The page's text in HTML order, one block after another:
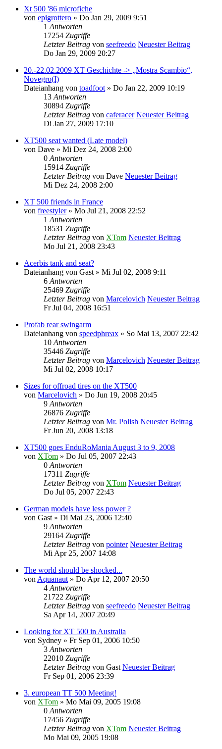
Xt 500 '86 microfiche
von epigrottero » Do Jan 29, 2009 9:51
1 Antworten
17254 Zugriffe
Letzter Beitrag von seefreedo Neuester Beitrag
Do Jan 29, 2009 20:27
20.-22.02.2009 XT Geschichte -> „Mostra Scambio“,
Novegro(I)
Dateianhang von toadfoot » Do Jan 22, 2009 10:19
13 Antworten
30894 Zugriffe
Letzter Beitrag von caferacer Neuester Beitrag
Di Jan 27, 2009 17:10
XT500 seat wanted (Late model)
von Dave » Mi Dez 24, 2008 2:00
0 Antworten
15914 Zugriffe
Letzter Beitrag von Dave Neuester Beitrag
Mi Dez 24, 2008 2:00
XT 500 friends in France
von freestyler» Mo Jul 21, 2008 22:52
1 Antworten
18531 Zugriffe
Letzter Beitrag von XTom Neuester Beitrag
Mo Jul 21, 2008 23:43
Acerbis tank and seat?
Dateianhang von Gast » Mi Jul 02, 2008 9:11
6 Antworten
25469 Zugriffe
Letzter Beitrag von Marcelovich Neuester Beitrag
Fr Jul 04, 2008 16:51
Profab rear swingarm
Dateianhang von speedphreax » So Mai 13, 2007 22:42
10 Antworten
35446 Zugriffe
Letzter Beitrag von Marcelovich Neuester Beitrag
Mi Jul 02, 2008 10:17
Sizes for offroad tires on the XT500
von Marcelovich » Do Jun 19, 2008 20:45
9 Antworten
26876 Zugriffe
Letzter Beitrag von Mr. Polish Neuester Beitrag
Fr Jun 20, 2008 13:18
XT500 goes EnduRoMania August 3 to 9, 2008
von XTom » Do Jul 05, 2007 22:43
0 Antworten
17311 Zugriffe
Letzter Beitrag von XTom Neuester Beitrag
Do Jul 05, 2007 22:43
German models have less power ?
von Gast » Di Mai 23, 2006 12:40
9 Antworten
29164 Zugriffe
Letzter Beitrag von pointer Neuester Beitrag
Mi Apr 25, 2007 14:08
The world should be shocked...
von Aquanaut » Do Apr 12, 2007 20:50
4 Antworten
21722 Zugriffe
Letzter Beitrag von seefreedo Neuester Beitrag
Sa Apr 14, 2007 20:49
Looking for XT 500 in Australia
von Sydney » Fr Sep 01, 2006 10:50
3 Antworten
22010 Zugriffe
Letzter Beitrag von Gast Neuester Beitrag
Fr Sep 01, 2006 23:39
3. european TT 500 Meeting!
von XTom » Mo Mai 09, 2005 19:08
0 Antworten
17456 Zugriffe
Letzter Beitrag von XTom Neuester Beitrag
Mo Mai 09, 2005 19:08